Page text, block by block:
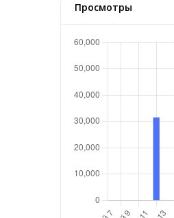
Просмотры